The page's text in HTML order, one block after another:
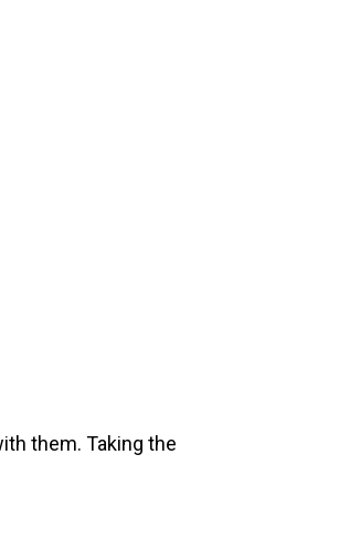
them. Taking the